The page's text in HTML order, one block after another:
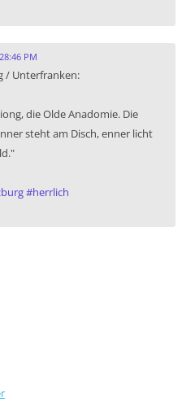
PM
/ Unterfranken:
die Olde Anadomie. Die
steht am Disch, enner licht
#herrlich